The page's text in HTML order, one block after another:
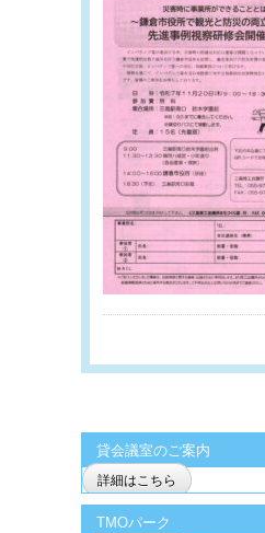
貸会議室のご案内
詳細はこちら
TMOパーク